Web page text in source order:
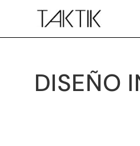
Skip to main content
DISEÑO